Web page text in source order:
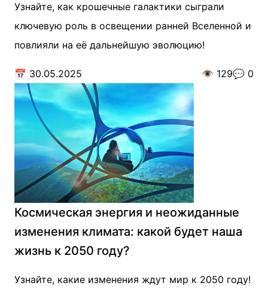
Узнайте, как крошечные галактики сыграли
ключевую роль в освещении ранней Вселенной и
повлияли на её дальнейшую эволюцию!
📅 30.05.2025 👁️ 129💬 0
Космическая энергия и неожиданные
изменения климата: какой будет наша
жизнь к 2050 году?
Узнайте, какие изменения ждут мир к 2050 году!